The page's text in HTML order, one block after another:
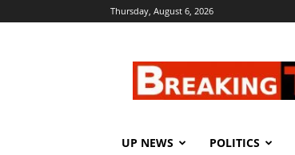
Thursday, August 6, 2026
UP NEWS POLITICS